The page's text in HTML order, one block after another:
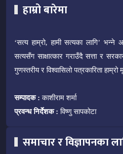
हाम्रो बारेमा
‘सत्य हाम्रो, हामी सत्यका लागि’ भन्ने
सत्यसँग साक्षात्कार गराउँदै सत्ता र
गुणस्तरीय र विश्वासिलो पत्रकारिता
सम्पादक : काशीराम शर्मा
प्रवन्ध निर्देशक : विष्णु सापकोटा
समाचार र विज्ञापनका